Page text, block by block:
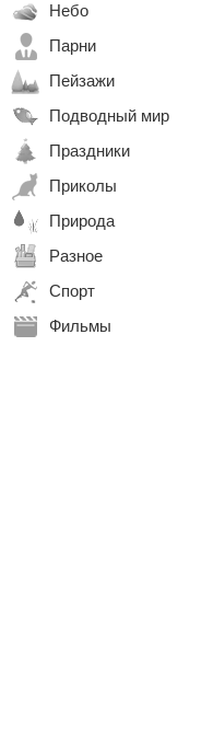
Небо
Парни
Пейзажи
Подводный мир
Праздники
Приколы
Природа
Разное
Спорт
Фильмы